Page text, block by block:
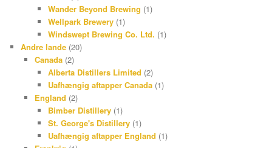
Wander Beyond Brewing (1)
Wellpark Brewery (1)
Windswept Brewing Co. Ltd. (1)
Andre lande (20)
Canada(2)
Alberta Distillers Limited (2)
Uafhængig aftapper Canada (1)
England (2)
Bimber Distillery (1)
St. George's Distillery (1)
Uafhængig aftapper England (1)